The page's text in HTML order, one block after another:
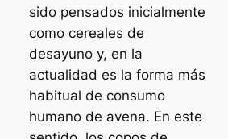
sido pensados inicialmente
como cereales de
desayuno y, en la
actualidad es la forma más
habitual de consumo
humano de avena. En este